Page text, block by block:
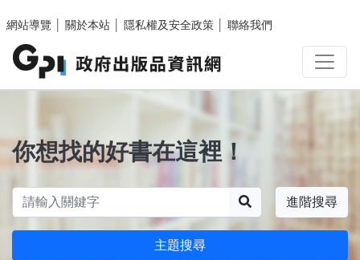
網站導覽
關於本站 隱私權及安全政策 聯絡我們
你想找的好書在這裡！
進階搜尋
主題搜尋